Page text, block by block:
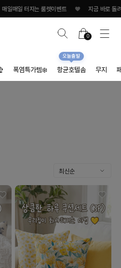
매일매일 터지는 룰렛이벤트 ♥ 지금 바로 돌
0
폭염특가템❄️ 항균호텔솜
오늘출발
무지